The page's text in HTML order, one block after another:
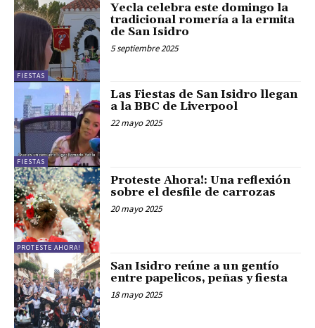
FIESTAS
Yecla celebra este domingo la
tradicional romería a la ermita
de San Isidro
5 septiembre 2025
FIESTAS
Las Fiestas de San Isidro llegan
a la BBC de Liverpool
22 mayo 2025
PROTESTE AHORA!
Proteste Ahora!: Una reflexión
sobre el desfile de carrozas
20 mayo 2025
San Isidro reúne a un gentío
entre papelicos, peñas y fiesta
18 mayo 2025